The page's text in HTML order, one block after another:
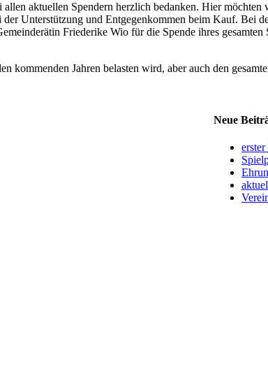
aktuellen Spendern herzlich bedanken. Hier
Unterstützung und Entgegenkommen beim Kauf. Bei
Friederike Wio für die Spende ihres
kommenden Jahren belasten wird, aber auch den
Neue